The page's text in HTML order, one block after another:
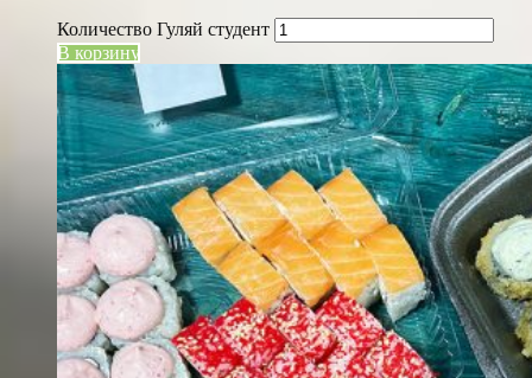
Количество Гуляй студент
В корзину